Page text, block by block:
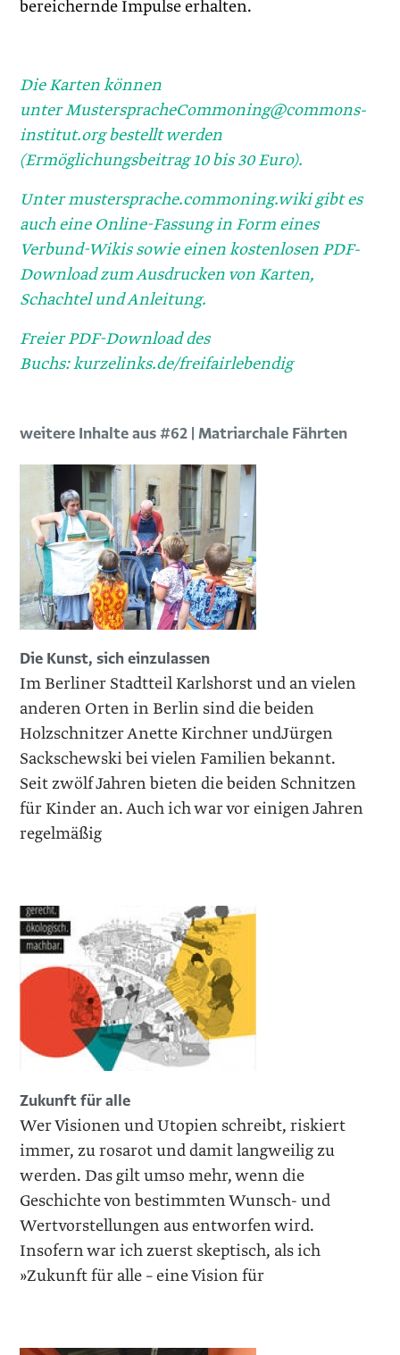
bereichernde Impulse erhalten.
Die Karten können
unterMusterspracheCommoning@commons-
institut.orgbestellt werden
(Ermöglichungsbeitrag 10 bis 30 Euro).
Untermustersprache.commoning.wikigibt es
auch eine Online-Fassung in Form eines
Verbund-Wikis sowie einen kostenlosen PDF-
Download zum Ausdrucken von Karten,
Schachtel und Anleitung.
Freier PDF-Download des
Buchs:kurzelinks.de/freifairlebendig
weitere Inhalte aus #62 | Matriarchale Fährten
Die Kunst, sich einzulassen
Im Berliner Stadtteil Karlshorst und an vielen
anderen Orten in Berlin sind die beiden
Holzschnitzer Anette Kirchner undJürgen
Sackschewski bei vielen Familien bekannt.
Seit zwölf Jahren bieten die beiden Schnitzen
für Kinder an. Auch ich war vor einigen Jahren
regelmäßig
Zukunft für alle
Wer Visionen und Utopien schreibt, riskiert
immer, zu rosarot und damit langweilig zu
werden. Das gilt umso mehr, wenn die
Geschichte von bestimmten Wunsch- und
Wertvorstellungen aus entworfen wird.
Insofern war ich zuerst skeptisch, als ich
»Zukunft für alle – eine Vision für